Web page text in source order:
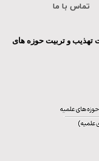
تماس با ما
تهذیب و تربیت حوزه های